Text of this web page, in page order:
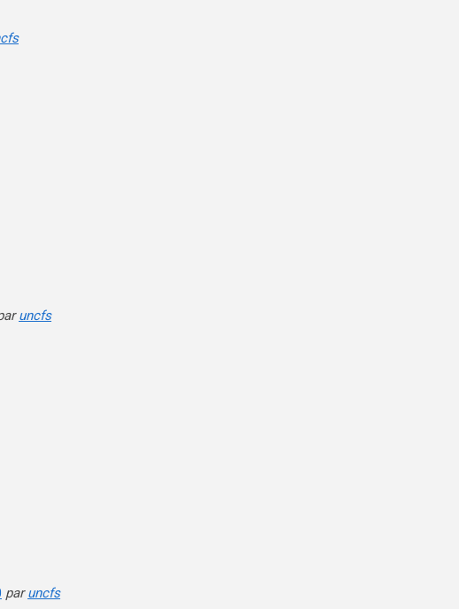
uncfs
paruncfs